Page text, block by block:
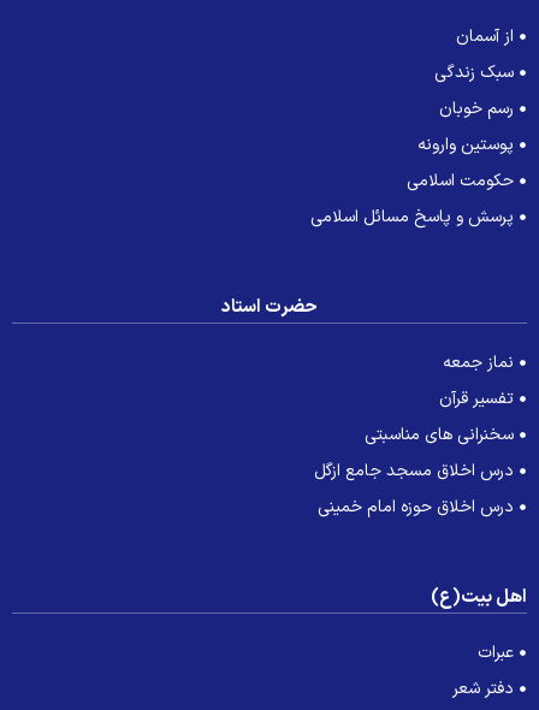
از آسمان
سبک زندگی
رسم خوبان
پوستین وارونه
حکومت اسلامی
پرسش و پاسخ مسائل اسلامی
حضرت استاد
نماز جمعه
تفسیر قرآن
سخنرانی های مناسبتی
درس اخلاق مسجد جامع ازگل
درس اخلاق حوزه امام خمینی
بیت(ع)
عبرات
دفتر شعر